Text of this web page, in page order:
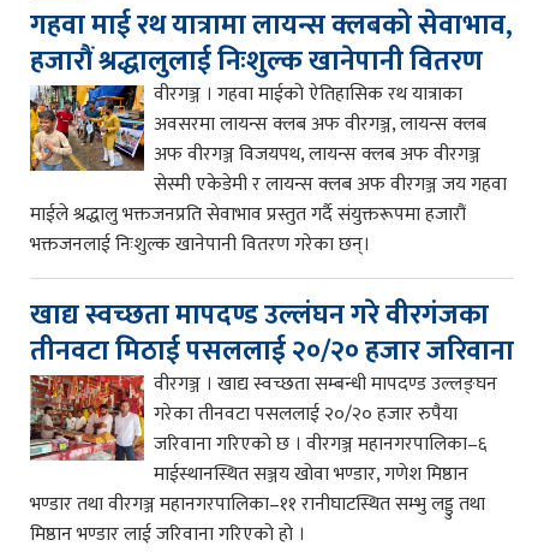
गहवा माई रथ यात्रामा लायन्स क्लबको सेवाभाव,
हजारौं श्रद्धालुलाई निःशुल्क खानेपानी वितरण
वीरगञ्ज । गहवा माईको ऐतिहासिक रथ यात्राका
अवसरमा लायन्स क्लब अफ वीरगञ्ज, लायन्स क्लब
अफ वीरगञ्ज विजयपथ, लायन्स क्लब अफ वीरगञ्ज
सेस्मी एकेडेमी र लायन्स क्लब अफ वीरगञ्ज जय गहवा
माईले श्रद्धालु भक्तजनप्रति सेवाभाव प्रस्तुत गर्दै संयुक्तरूपमा हजारौं
भक्तजनलाई निःशुल्क खानेपानी वितरण गरेका छन्।
खाद्य स्वच्छता मापदण्ड उल्लंघन गरे वीरगंजका
तीनवटा मिठाई पसललाई २०/२० हजार जरिवाना
वीरगञ्ज । खाद्य स्वच्छता सम्बन्धी मापदण्ड उल्लङ्घन
गरेका तीनवटा पसललाई २०/२० हजार रुपैया
जरिवाना गरिएको छ । वीरगञ्ज महानगरपालिका–६
माईस्थानस्थित सञ्जय खोवा भण्डार, गणेश मिष्ठान
भण्डार तथा वीरगञ्ज महानगरपालिका–११ रानीघाटस्थित सम्भु लड्डु तथा
मिष्ठान भण्डार लाई जरिवाना गरिएको हो ।